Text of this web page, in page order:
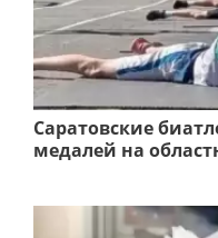
Саратовские
медалей на